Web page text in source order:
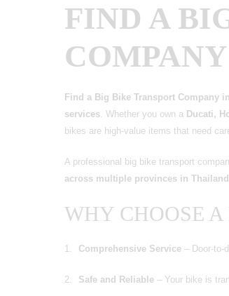
FIND A
Find a Big Bike Transport Company
services. Whether you own a Ducati,
bikes are high-value items that need
A professional big bike transport
across multiple provinces in Thailand
WHY CHOOSE
Comprehensive Service – Door-to-
Safe and Reliable – Your bike is